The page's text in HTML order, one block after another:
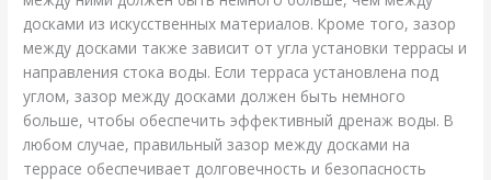
досками из искусственных материалов. Кроме того, зазор
между досками также зависит от угла установки террасы и
направления стока воды. Если терраса установлена под
углом, зазор между досками должен быть немного
больше, чтобы обеспечить эффективный дренаж воды. В
любом случае, правильный зазор между досками на
террасе обеспечивает долговечность и безопасность